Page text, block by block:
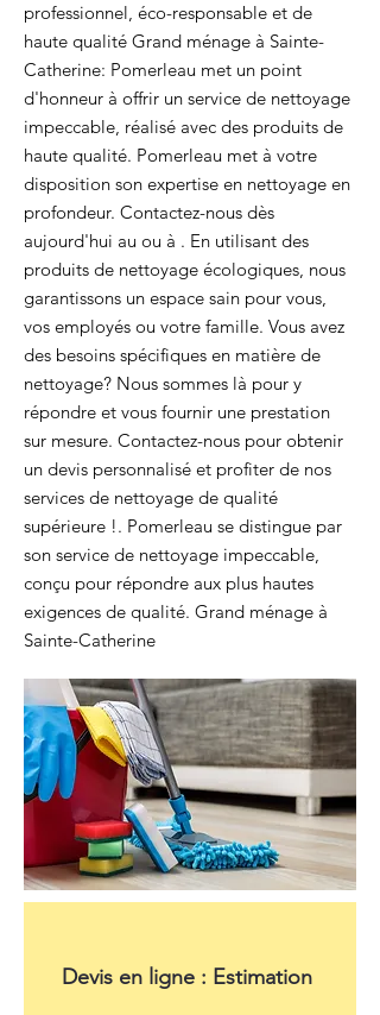
professionnel, éco-responsable et de
haute qualité Grand ménage à Sainte-
Catherine: Pomerleau met un point
d'honneur à offrir un service de nettoyage
impeccable, réalisé avec des produits de
haute qualité. Pomerleau met à votre
disposition son expertise en nettoyage en
profondeur. Contactez-nous dès
aujourd'hui au ou à . En utilisant des
produits de nettoyage écologiques, nous
garantissons un espace sain pour vous,
vos employés ou votre famille. Vous avez
des besoins spécifiques en matière de
nettoyage? Nous sommes là pour y
répondre et vous fournir une prestation
sur mesure. Contactez-nous pour obtenir
un devis personnalisé et profiter de nos
services de nettoyage de qualité
supérieure !. Pomerleau se distingue par
son service de nettoyage impeccable,
conçu pour répondre aux plus hautes
exigences de qualité. Grand ménage à
Sainte-Catherine
Devis en ligne : Estimation